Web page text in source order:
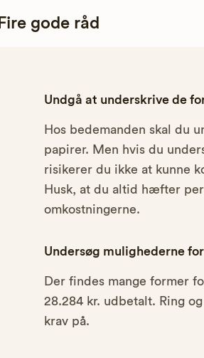
Fire gode råd
Undgå at underskrive de
Hos bedemanden skal du
papirer. Men hvis du
risikerer du ikke at kunne
Husk, at du altid hæfter
omkostningerne.
Undersøg mulighederne
Der findes mange former
28.284 kr. udbetalt. Ring
krav på.